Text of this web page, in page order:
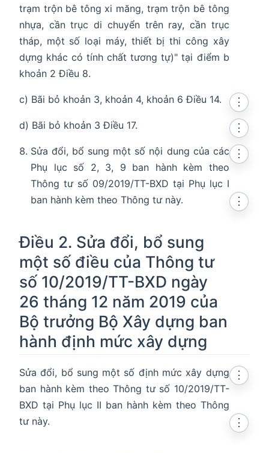
trạm trộn bê tông xi măng, trạm trộn bê tông
nhựa, cần trục di chuyển trên ray, cần trục
tháp, một số loại máy, thiết bị thi công xây
dựng khác có tính chất tương tự)" tại điểm b
khoản 2 Điều 8.
c) Bãi bỏ khoản 3, khoản 4, khoản 6 Điều 14.
⋮
d) Bãi bỏ khoản 3 Điều 17.
⋮
Sửa đổi, bổ sung một số nội dung của các
Phụ lục số 2, 3, 9 ban hành kèm theo
Thông tư số 09/2019/TT-BXD tại Phụ lục I
ban hành kèm theo Thông tư này.
⋮
Điều 2. Sửa đổi, bổ sung
một số điều của Thông tư
số 10/2019/TT-BXD ngày
26 tháng 12 năm 2019 của
Bộ trưởng Bộ Xây dựng ban
hành định mức xây dựng
⋮
Sửa đổi, bổ sung một số định mức xây dựng
ban hành kèm theo Thông tư số 10/2019/TT-
BXD tại Phụ lục II ban hành kèm theo Thông
tư này.
⋮
⋮